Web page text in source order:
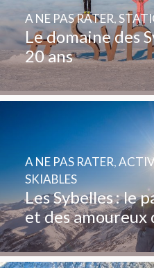
Le domaine des
20 ans
A NE PAS RATER,
Les Sybelles : le
et des amoureux
A NE PAS RATER,
SKIABLES